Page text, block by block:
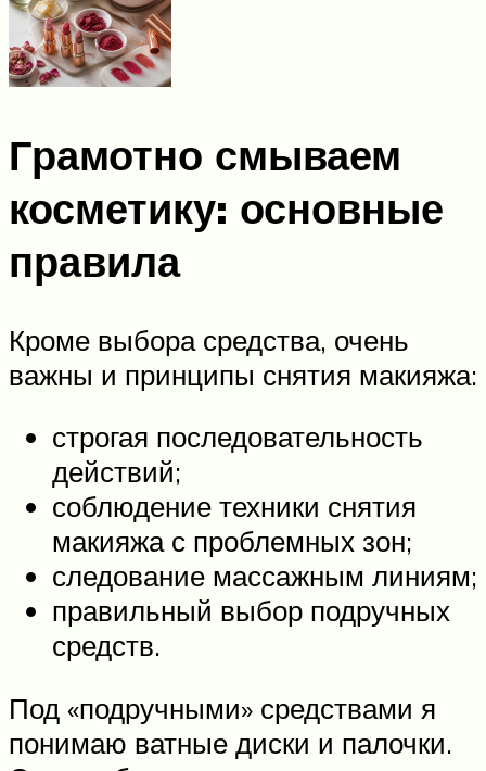
Грамотно смываем
косметику: основные
правила
Кроме выбора средства, очень
важны и принципы снятия макияжа:
строгая последовательность
действий;
соблюдение техники снятия
макияжа с проблемных зон;
следование массажным линиям;
правильный выбор подручных
средств.
Под «подручными» средствами я
понимаю ватные диски и палочки.